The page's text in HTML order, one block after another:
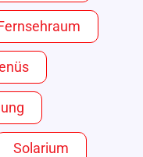
Solarium